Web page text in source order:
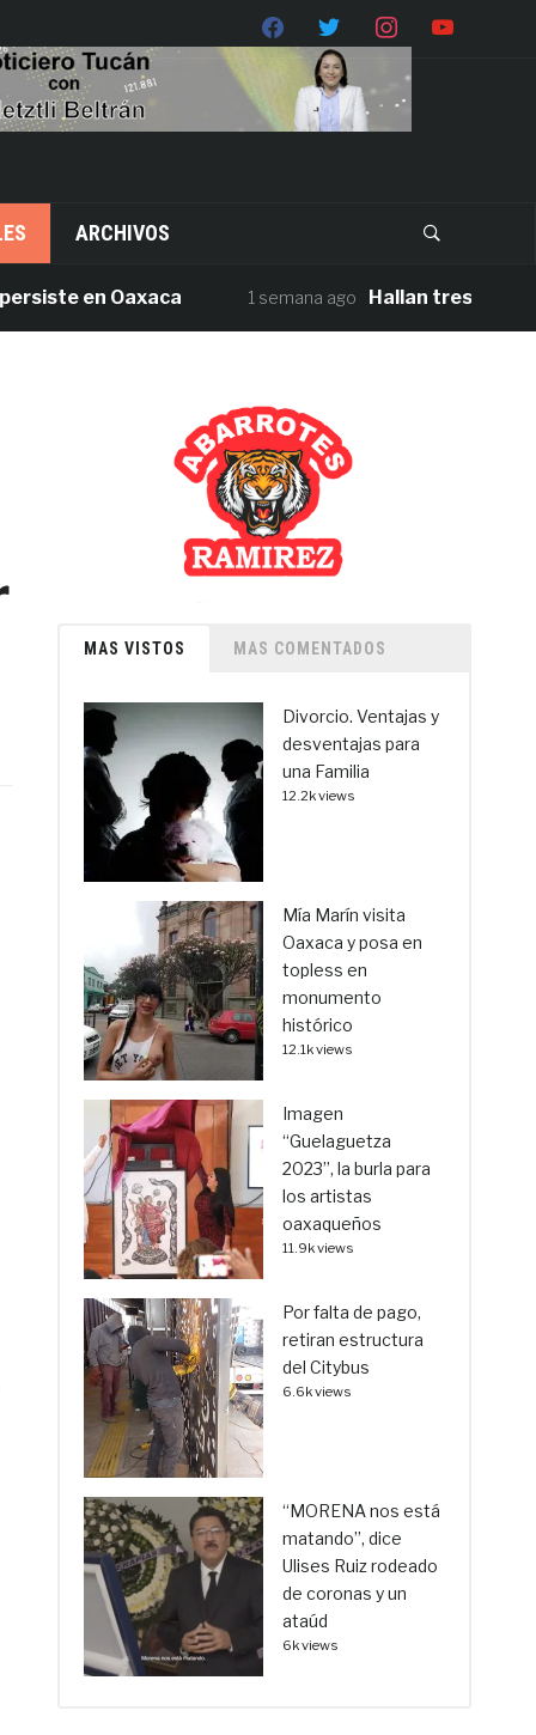
ARCHIVOS
en Oaxaca 1 semana ago Hallan tres cuerpos sin
MAS VISTOS MAS COMENTADOS
Divorcio. Ventajas y
desventajas para
una Familia
12.2k views
Mía Marín visita
Oaxaca y posa en
topless en
monumento
histórico
12.1k views
Imagen
“Guelaguetza
2023”, la burla para
los artistas
oaxaqueños
11.9k views
Por falta de pago,
retiran estructura
del Citybus
6.6k views
“MORENA nos está
matando”, dice
Ulises Ruiz rodeado
de coronas y un
ataúd
6k views